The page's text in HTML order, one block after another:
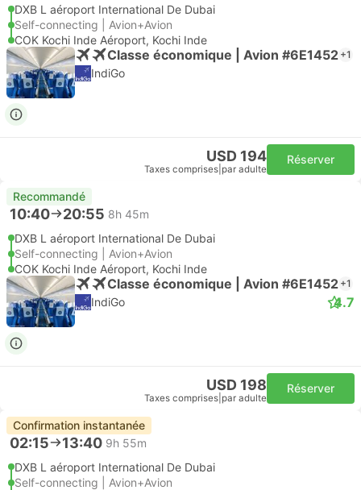
DXB L aéroport International De Dubai
Self-connecting | Avion+Avion
COK Kochi Inde Aéroport, Kochi Inde
Classe économique | Avion #6E1452 +1
IndiGo
USD 194
Taxes comprises par adulte
Réserver
Recommandé
10:40 20:55 8h 45m
DXB L aéroport International De Dubai
Self-connecting | Avion+Avion
COK Kochi Inde Aéroport, Kochi Inde
Classe économique | Avion #6E1452 +1
IndiGo 4.7
USD 198
Taxes comprises par adulte
Réserver
Confirmation instantanée
02:15 13:40 9h 55m
DXB L aéroport International De Dubai
Self-connecting | Avion+Avion